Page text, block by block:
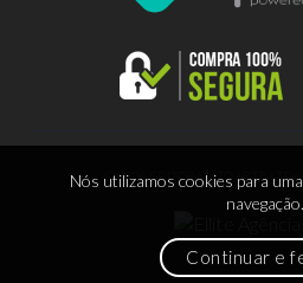
© 2026 EDITORA LITOARTE
Nós utilizamos cookies para
navegação.
Continuar e